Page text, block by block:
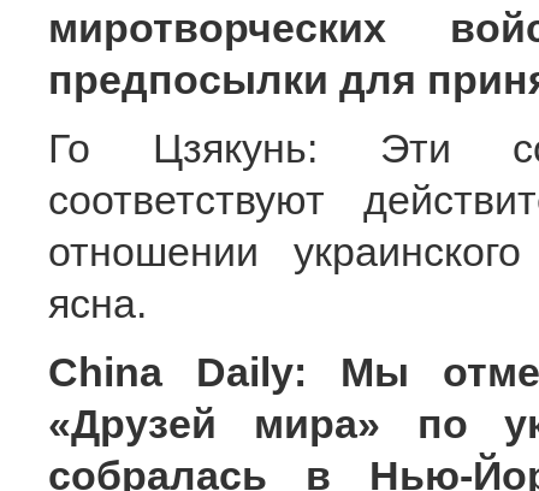
миротворческих
предпосылки для
Го Цзякунь: Эти
соответствуют
отношении
ясна.
China Daily: Мы
«Друзей мира» по
собралась в Нью-